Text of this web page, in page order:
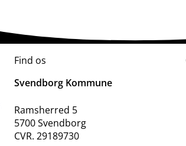
Find os
Svendborg Kommune
Ramsherred 5
5700 Svendborg
CVR. 29189730